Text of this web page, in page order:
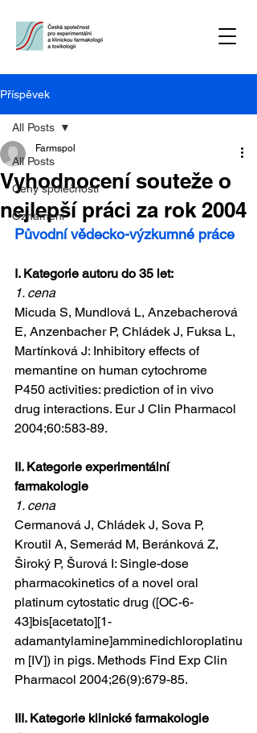
Příspěvek
All Posts
Ceny společnosti
Oznámení
All Posts
Vyhodnocení souteže o
nejlepší práci za rok 2004
Farmspol
Původní vědecko-výzkumné práce
I. Kategorie autoru do 35 let:
1. cena
Micuda S, Mundlová L, Anzebacherová
E, Anzenbacher P, Chládek J, Fuksa L,
Martínková J: Inhibitory effects of
memantine on human cytochrome
P450 activities: prediction of in vivo
drug interactions. Eur J Clin Pharmacol
2004;60:583-89.
II. Kategorie experimentální
farmakologie
1. cena
Cermanová J, Chládek J, Sova P,
Kroutil A, Semerád M, Beránková Z,
Široký P, Šurová I: Single-dose
pharmacokinetics of a novel oral
platinum cytostatic drug ([OC-6-
43]bis[acetato][1-
adamantylamine]amminedichloroplatinu
m [IV]) in pigs. Methods Find Exp Clin
Pharmacol 2004;26(9):679-85.
III. Kategorie klinické farmakologie